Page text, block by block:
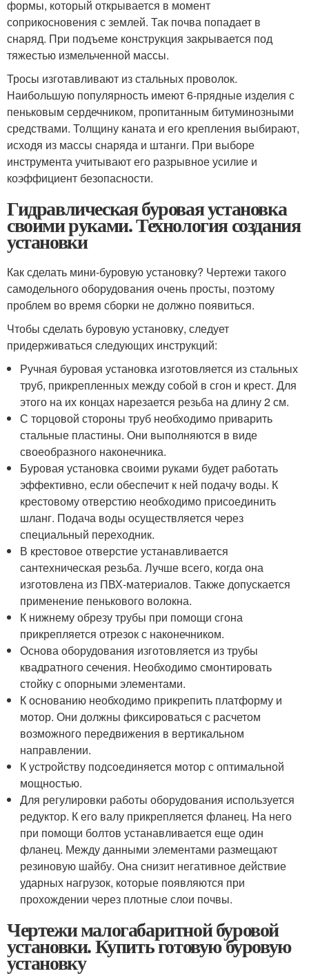
формы, который открывается в момент
соприкосновения с землей. Так почва попадает в
снаряд. При подъеме конструкция закрывается под
тяжестью измельченной массы.
Тросы изготавливают из стальных проволок.
Наибольшую популярность имеют 6-прядные изделия с
пеньковым сердечником, пропитанным битуминозными
средствами. Толщину каната и его крепления выбирают,
исходя из массы снаряда и штанги. При выборе
инструмента учитывают его разрывное усилие и
коэффициент безопасности.
Гидравлическая буровая установка
своими руками. Технология создания
установки
Как сделать мини-буровую установку? Чертежи такого
самодельного оборудования очень просты, поэтому
проблем во время сборки не должно появиться.
Чтобы сделать буровую установку, следует
придерживаться следующих инструкций:
Ручная буровая установка изготовляется из стальных
труб, прикрепленных между собой в сгон и крест. Для
этого на их концах нарезается резьба на длину 2 см.
С торцовой стороны труб необходимо приварить
стальные пластины. Они выполняются в виде
своеобразного наконечника.
Буровая установка своими руками будет работать
эффективно, если обеспечит к ней подачу воды. К
крестовому отверстию необходимо присоединить
шланг. Подача воды осуществляется через
специальный переходник.
В крестовое отверстие устанавливается
сантехническая резьба. Лучше всего, когда она
изготовлена из ПВХ-материалов. Также допускается
применение пенькового волокна.
К нижнему обрезу трубы при помощи сгона
прикрепляется отрезок с наконечником.
Основа оборудования изготовляется из трубы
квадратного сечения. Необходимо смонтировать
стойку с опорными элементами.
К основанию необходимо прикрепить платформу и
мотор. Они должны фиксироваться с расчетом
возможного передвижения в вертикальном
направлении.
К устройству подсоединяется мотор с оптимальной
мощностью.
Для регулировки работы оборудования используется
редуктор. К его валу прикрепляется фланец. На него
при помощи болтов устанавливается еще один
фланец. Между данными элементами размещают
резиновую шайбу. Она снизит негативное действие
ударных нагрузок, которые появляются при
прохождении через плотные слои почвы.
Чертежи малогабаритной буровой
установки. Купить готовую буровую
установку